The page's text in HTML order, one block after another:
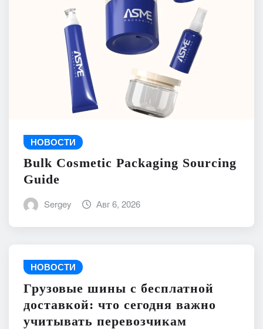
НОВОСТИ
Bulk Cosmetic Packaging Sourcing
Guide
Sergey Авг 6, 2026
НОВОСТИ
Грузовые шины с бесплатной
доставкой: что сегодня важно
учитывать перевозчикам